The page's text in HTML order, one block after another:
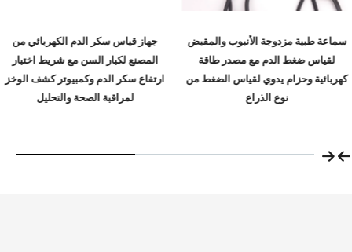
سماعة طبية مزدوجة الأنبوب والمقبض
لقياس ضغط الدم مع مصدر طاقة
كهربائية وحزام يدوي لقياس الضغط من
نوع الذراع
جهاز قياس سكر الدم الكهربائي من
المصنع لكبار السن مع شريط اختبار
ارتفاع سكر الدم وكمبيوتر كشف الوخز
لمراقبة الصحة والتحليل